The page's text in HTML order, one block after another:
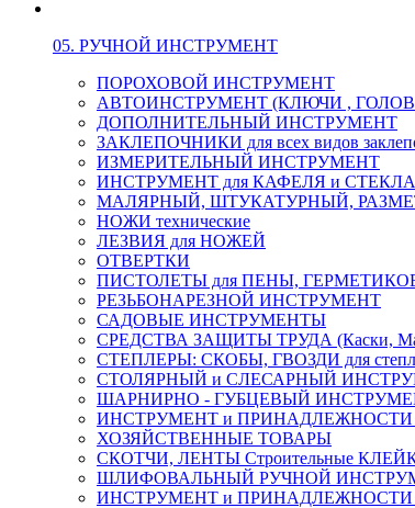
05. РУЧНОЙ ИНСТРУМЕНТ
ПОРОХОВОЙ ИНСТРУМЕНТ
АВТОИНСТРУМЕНТ (КЛЮЧИ ,
ДОПОЛНИТЕЛЬНЫЙ ИНСТРУМЕНТ
ЗАКЛЕПОЧНИКИ для всех видов
ИЗМЕРИТЕЛЬНЫЙ ИНСТРУМЕНТ
ИНСТРУМЕНТ для КАФЕЛЯ и СТЕКЛА
МАЛЯРНЫЙ, ШТУКАТУРНЫЙ,
НОЖИ технические
ЛЕЗВИЯ для НОЖЕЙ
ОТВЕРТКИ
ПИСТОЛЕТЫ для ПЕНЫ,
РЕЗЬБОНАРЕЗНОЙ ИНСТРУМЕНТ
САДОВЫЕ ИНСТРУМЕНТЫ
СРЕДСТВА ЗАЩИТЫ ТРУДА (Каски,
СТЕПЛЕРЫ: СКОБЫ, ГВОЗДИ для
СТОЛЯРНЫЙ и СЛЕСАРНЫЙ
ШАРНИРНО - ГУБЦЕВЫЙ
ИНСТРУМЕНТ и
ХОЗЯЙСТВЕННЫЕ ТОВАРЫ
СКОТЧИ, ЛЕНТЫ Строительные
ШЛИФОВАЛЬНЫЙ РУЧНОЙ
ИНСТРУМЕНТ и ПРИНАДЛЕЖНОСТИ